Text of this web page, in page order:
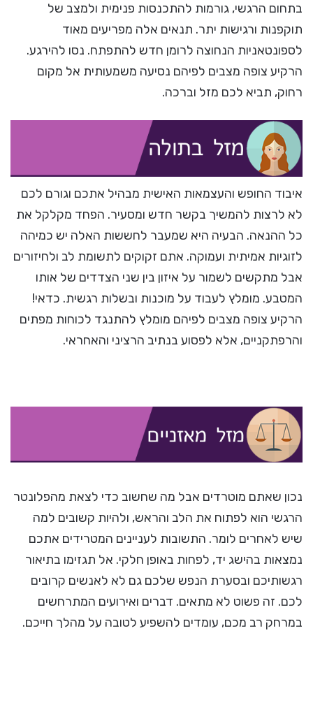
בתחום הרגשי, גורמות להתכנסות פנימית ולמצב של
תוקפנות ורגישות יתר. תנאים אלה מפריעים מאוד
לספונטאניות הנחוצה לרומן חדש להתפתח. נסו להירגע.
הרקיע צופה מצבים לפיהם נסיעה משמעותית אל מקום
רחוק, תביא לכם מזל וברכה.
איבוד החופש והעצמאות האישית מבהיל אתכם וגורם לכם
לא לרצות להמשיך בקשר חדש ומסעיר. הפחד מקלקל את
כל ההנאה. הבעיה היא שמעבר לחששות האלה יש כמיהה
לזוגיות אמיתית ועמוקה. אתם זקוקים לתשומת לב ולחיזורים
אבל מתקשים לשמור על איזון בין שני הצדדים של אותו
המטבע. מומלץ לעבוד על מוכנות ובשלות רגשית. כדאי!
הרקיע צופה מצבים לפיהם מומלץ להתנגד לכוחות מפתים
והרפתקניים, אלא לפסוע בנתיב הרציני והאחראי.
נכון שאתם מוטרדים אבל מה שחשוב כדי לצאת מהפלונטר
הרגשי הוא לפתוח את הלב והראש, ולהיות קשובים למה
שיש לאחרים לומר. התשובות לעניינים המטרידים אתכם
נמצאות בהישג יד, לפחות באופן חלקי. אל תגזימו בתיאור
רגשותיכם ובסערת הנפש שלכם גם לא לאנשים קרובים
לכם. זה פשוט לא מתאים. דברים ואירועים המתרחשים
במרחק רב מכם, עומדים להשפיע לטובה על מהלך חייכם.